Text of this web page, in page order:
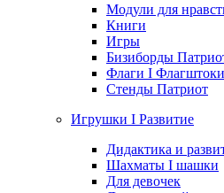
Модули для
Книги
Игры
Бизиборды
Флаги I Флагштоки
Стенды Патриот
Игрушки I Развитие
Дидактика и
Шахматы I шашки
Для девочек